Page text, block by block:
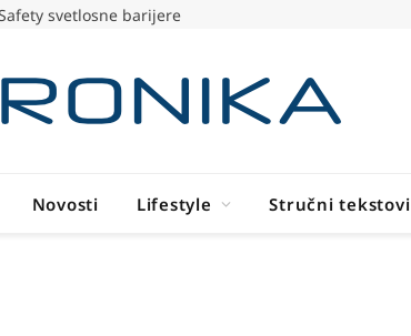
Safety svetlosne barijere
Novosti Lifestyle Stručni tekstovi